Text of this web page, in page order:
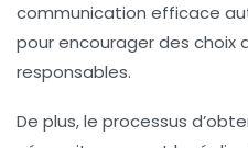
communication efficace
pour encourager des choix
responsables.
De plus, le processus